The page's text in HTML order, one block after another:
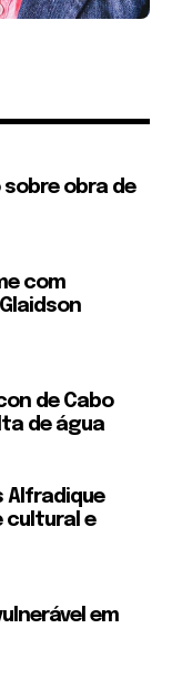
obra de
com
de Cabo
de água
Alfradique
cultural e
em